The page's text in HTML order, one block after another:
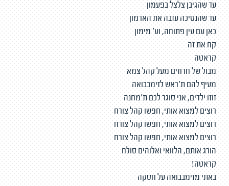
עד שהגיבן צלצל בפעמון
עד שהנסיכה עזבה את הארמון
כאן עם עין פתוחה, וע' מימון
קח את זה
קראטה
מבול של חרוזים מעל קהל צמא
מעיף להם ת׳ראש לזימבבואה
זוזו ילדים, אני סוגר לכם ת׳מחנה
רוצים למצוא אותי, חפשו קהל צורח
רוצים למצוא אותי, חפשו קהל צורח
רוצים למצוא אותי, חפשו קהל צורח
הורג אותם, הלוואי ואלוהים סולח
קראטה!
באתי מזימבבואה על חסקה